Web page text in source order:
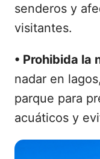
senderos y
visitantes.
• Prohibida la
nadar en
parque para
acuáticos y